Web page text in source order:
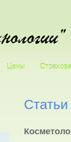
Цены
Статьи